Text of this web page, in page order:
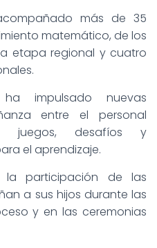
más de 35
matemático, de los
etapa regional y cuatro
impulsado nuevas
entre el personal
juegos, desafíos y
el aprendizaje.
la participación de las
a sus hijos durante las
y en las ceremonias